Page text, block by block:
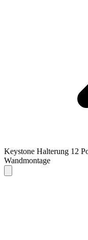
Keystone Halterung 12
Wandmontage